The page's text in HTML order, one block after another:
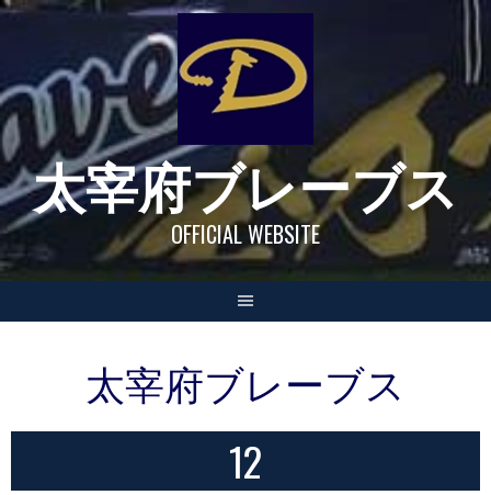
Skip
content
太宰府ブレーブス
OFFICIAL WEBSITE
太宰府ブレーブス
12